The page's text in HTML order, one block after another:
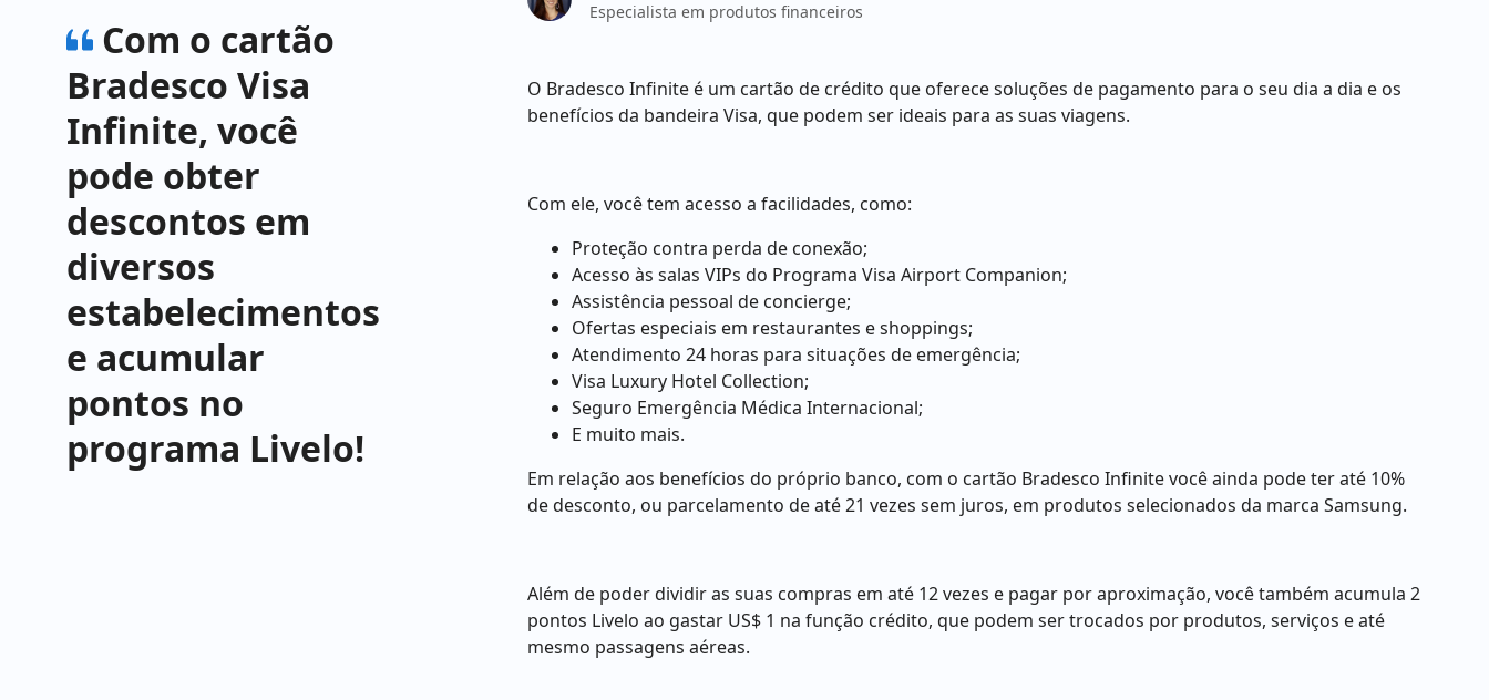
Com o cartão
Bradesco Visa
Infinite, você
pode obter
descontos em
diversos
estabelecimentos
e acumular
pontos no
programa Livelo!
Especialista em produtos financeiros
O Bradesco Infinite é um cartão de crédito que oferece soluções de pagamento para o seu dia a dia e os
benefícios da bandeira Visa, que podem ser ideais para as suas viagens.
Com ele, você tem acesso a facilidades, como:
Proteção contra perda de conexão;
Acesso às salas VIPs do Programa Visa Airport Companion;
Assistência pessoal de concierge;
Ofertas especiais em restaurantes e shoppings;
Atendimento 24 horas para situações de emergência;
Visa Luxury Hotel Collection;
Seguro Emergência Médica Internacional;
E muito mais.
Em relação aos benefícios do próprio banco, com o cartão Bradesco Infinite você ainda pode ter até 10%
de desconto, ou parcelamento de até 21 vezes sem juros, em produtos selecionados da marca Samsung.
Além de poder dividir as suas compras em até 12 vezes e pagar por aproximação, você também acumula 2
pontos Livelo ao gastar US$ 1 na função crédito, que podem ser trocados por produtos, serviços e até
mesmo passagens aéreas.